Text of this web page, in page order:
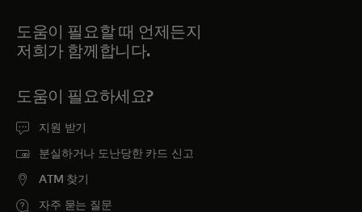
도움이 필요할 때 언제든지
저희가 함께합니다.
도움이 필요하세요?
지원 받기
분실하거나 도난당한 카드 신고
ATM 찾기
자주 묻는 질문